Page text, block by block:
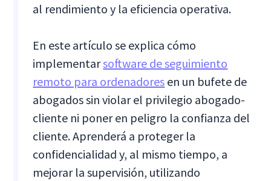
al rendimiento y la eficiencia operativa.
En este artículo se explica cómo
implementarsoftware de seguimiento
remoto para ordenadores en un bufete de
abogados sin violar el privilegio abogado-
cliente ni poner en peligro la confianza del
cliente. Aprenderá a proteger la
confidencialidad y, al mismo tiempo, a
mejorar la supervisión, utilizando